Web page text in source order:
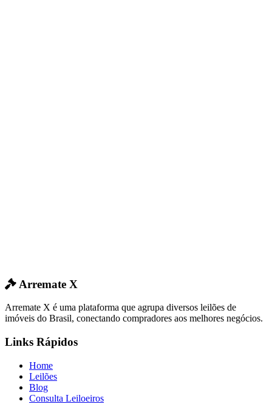
Arremate X
Arremate X é uma plataforma que agrupa diversos leilões de
imóveis do Brasil, conectando compradores aos melhores negócios.
Links Rápidos
Home
Leilões
Blog
Consulta Leiloeiros